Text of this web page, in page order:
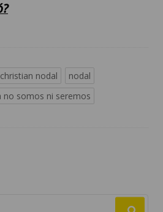
christian nodal
nodal
no somos ni seremos